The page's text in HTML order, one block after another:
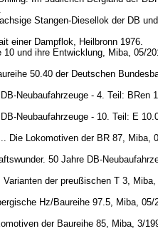
Stangen-Diesellok der DB
einer Dampflok, Heilbronn 1976.
10 und ihre Entwicklung, Miba, 05/
50.40 der Deutschen
Neubaufahrzeuge - 4. Teil: BRen
Neubaufahrzeuge - 10. Teil: E
Die Lokomotiven der BR 87, Miba,
50 Jahre DB-
der preußischen T 3, Miba,
Hz/Baureihe 97.5, Miba, 05/
der Baureihe 85, Miba, 3/